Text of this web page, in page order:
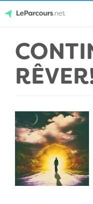
content
LeParcours.net